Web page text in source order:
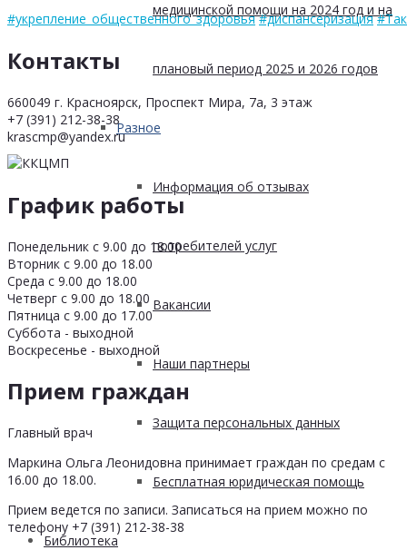
медицинской помощи на 2024 год и на
плановый период 2025 и 2026 годов
Разное
Информация об отзывах
потребителей услуг
Вакансии
Наши партнеры
Защита персональных данных
Бесплатная юридическая помощь
Библиотека
#укрепление_общественного_здоровья #диспансеризация
Контакты
660049 г. Красноярск, Проспект Мира, 7а, 3 этаж
+7 (391) 212-38-38
krascmp@yandex.ru
График работы
Понедельник с 9.00 до 18.00
Вторник с 9.00 до 18.00
Среда с 9.00 до 18.00
Четверг с 9.00 до 18.00
Пятница с 9.00 до 17.00
Суббота - выходной
Воскресенье - выходной
Прием граждан
Главный врач
Маркина Ольга Леонидовна принимает граждан по средам с
16.00 до 18.00.
Прием ведется по записи. Записаться на прием можно по
телефону +7 (391) 212-38-38